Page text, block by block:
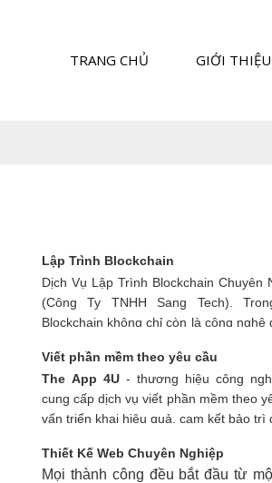
TRANG CHỦ GIỚI THIỆU
Lập Trình Blockchain
Dịch Vụ Lập Trình Blockchain Chuyên
(Công Ty TNHH Sang Tech).
Blockchain không chỉ còn là công
chính, y tế, giáo dục, logistics, và thậm
Viết phần mềm theo yêu cầu
The App 4U- thương hiệu công
cung cấp dịch vụ viết phần mềm theo
vấn triển khai hiệu quả, cam kết bảo trì
Thiết Kế Web Chuyên Nghiệp
Mọi thành công đều bắt đầu từ